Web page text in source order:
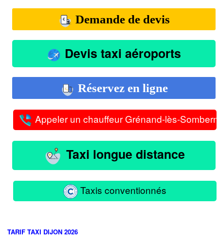
Demande de devis
Devis taxi aéroports
Réservez en ligne
Appeler un chauffeur Grénand-lès-
Taxi longue distance
Taxis conventionnés
TARIF TAXI DIJON 2026